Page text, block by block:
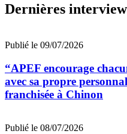
Dernières
Publié le 09/07/2026
“APEF encourage
avec sa propre
franchisée à Chinon
Publié le 08/07/2026